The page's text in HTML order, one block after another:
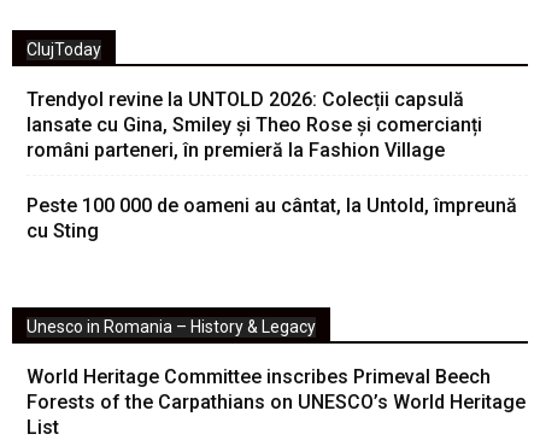
ClujToday
Trendyol revine la UNTOLD 2026: Colecții capsulă
lansate cu Gina, Smiley și Theo Rose și comercianți
români parteneri, în premieră la Fashion Village
Peste 100 000 de oameni au cântat, la Untold, împreună
cu Sting
Unesco in Romania – History & Legacy
World Heritage Committee inscribes Primeval Beech
Forests of the Carpathians on UNESCO’s World Heritage
List